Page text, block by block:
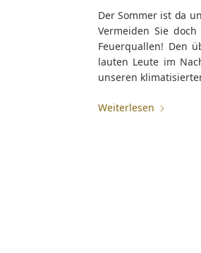
Der Sommer ist da
Vermeiden Sie
Feuerquallen! Den
lauten Leute im
unseren
Weiterlesen